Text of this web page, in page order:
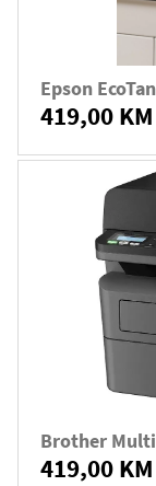
Epson
419,00 KM
Brother
419,00 KM